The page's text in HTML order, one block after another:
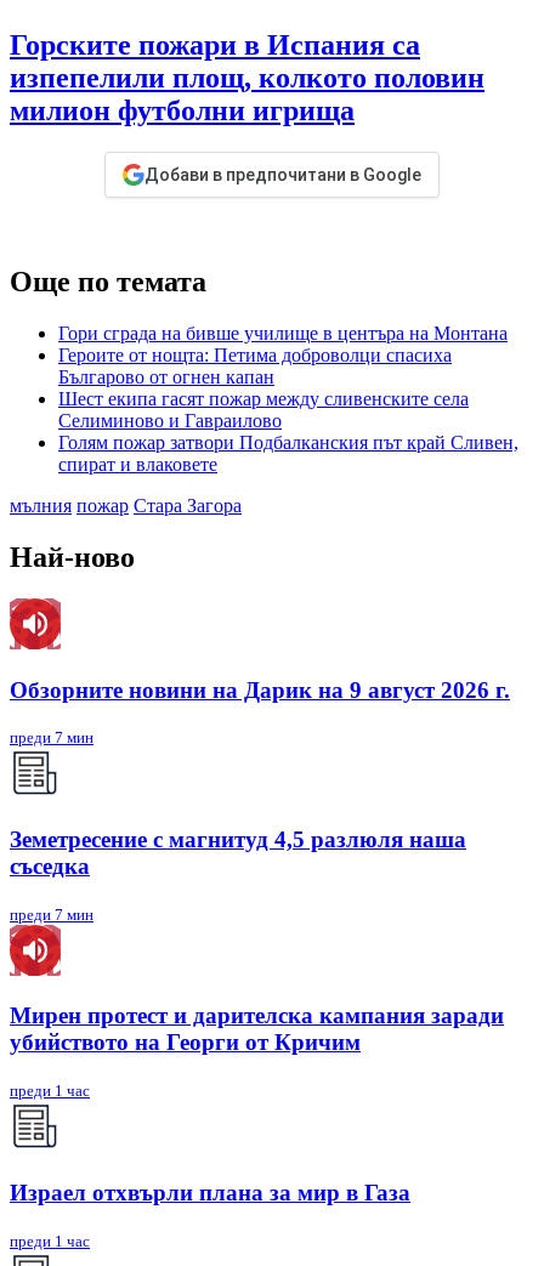
Горските пожари в Испания са
изпепелили площ, колкото половин
милион футболни игрища
Добави в предпочитани в Google
Още по темата
Гори сграда на бивше училище в центъра на Монтана
Героите от нощта: Петима доброволци спасиха
Българово от огнен капан
Шест екипа гасят пожар между сливенските села
Селиминово и Гавраилово
Голям пожар затвори Подбалканския път край Сливен,
спират и влаковете
мълния пожар Стара Загора
Най-ново
Обзорните новини на Дарик на 9 август 2026 г.
преди 7 мин
Земетресение с магнитуд 4,5 разлюля наша
съседка
преди 7 мин
Мирен протест и дарителска кампания заради
убийството на Георги от Кричим
преди 1 час
Израел отхвърли плана за мир в Газа
преди 1 час